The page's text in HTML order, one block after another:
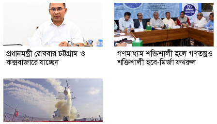
প্রধানমন্ত্রী রোববার চট্টগ্রাম ও
কক্সবাজারে যাচ্ছেন
গণমাধ্যম শক্তিশালী হলে গণতন্ত্রও
শক্তিশালী হবে-মির্জা ফখরুল